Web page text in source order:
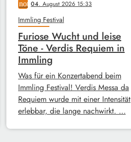
notes04. August 2026 15:33
Immling Festival
Furiose Wucht und leise
Töne - Verdis Requiem in
Immling
Was für ein Konzertabend beim
Immling Festival! Verdis Messa da
Requiem wurde mit einer Intensität
erlebbar, die lange nachwirkt. …